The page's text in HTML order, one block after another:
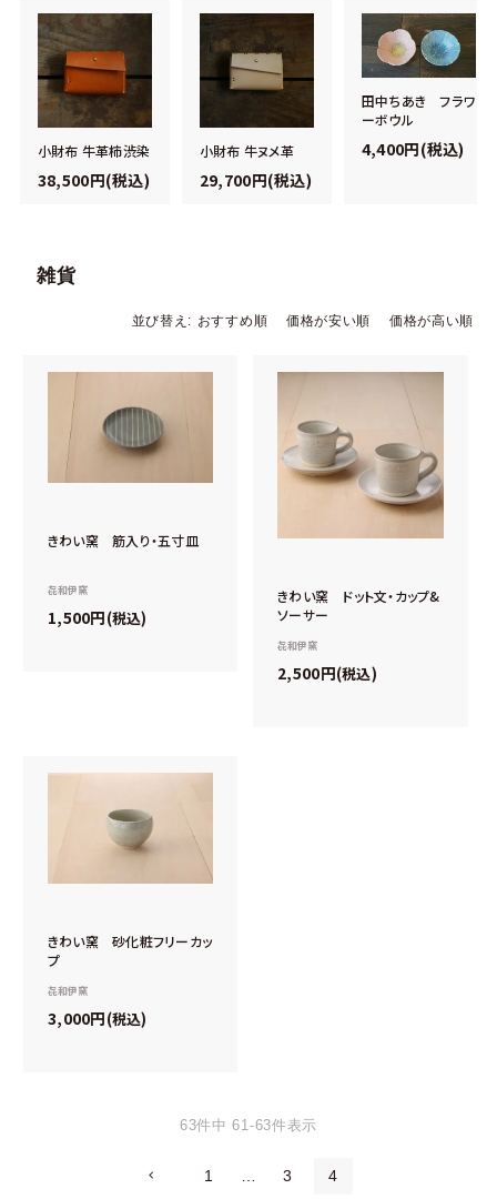
小財布 牛革柿渋染
38,500円(税込)
小財布 牛ヌメ革
29,700円(税込)
田中ちあき フラワ
ーボウル
4,400円(税込)
雑貨
並び替え おすすめ順 価格が安い順 価格が高い順
きわい窯 筋入り・五寸皿
㐂和伊窯
1,500 税込
きわい窯 ドット文・カップ&
ソーサー
㐂和伊窯
2,500 税込
きわい窯 砂化粧フリーカッ
プ
㐂和伊窯
3,000 税込
63件中 61 -63件表示
1 … 3 4